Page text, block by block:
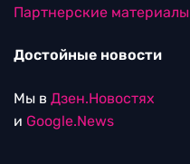
Партнерские материалы
Достойные новости
Мы в Дзен.Новостях
и Google.News